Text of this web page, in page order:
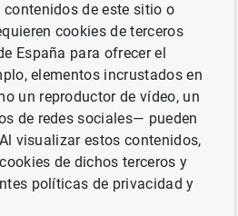
2,15 % y el 2,40 %,
de este sitio o
cookies de terceros
España para ofrecer el
elementos incrustados en
un reproductor de vídeo, un
de redes sociales— pueden
visualizar estos contenidos,
de dichos terceros y
políticas de privacidad y